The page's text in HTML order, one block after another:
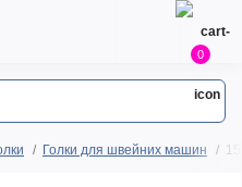
0
Голки для швейних машин